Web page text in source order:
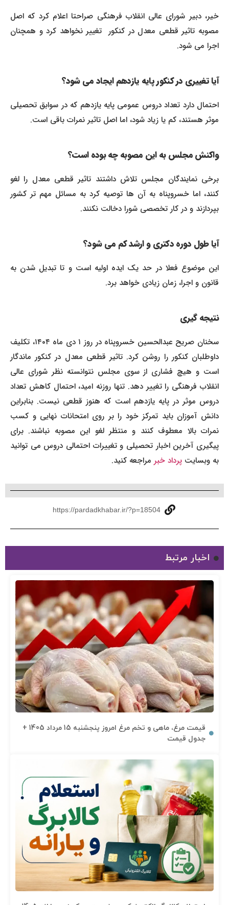
خیر، دبیر شورای عالی انقلاب فرهنگی صراحتا اعلام کرد که اصل
مصوبه تاثیر قطعی معدل در کنکور تغییر نخواهد کرد و همچنان
اجرا می شود.
آیا تغییری در کنکور پایه یازدهم ایجاد می شود؟
احتمال دارد تعداد دروس عمومی پایه یازدهم که در سوابق تحصیلی
موثر هستند، کم یا زیاد شود، اما اصل تاثیر نمرات باقی است.
واکنش مجلس به این مصوبه چه بوده است؟
برخی نمایندگان مجلس تلاش داشتند تاثیر قطعی معدل را لغو
کنند، اما خسروپناه به آن ها توصیه کرد به مسائل مهم تر کشور
بپردازند و در کار تخصصی شورا دخالت نکنند.
آیا طول دوره دکتری و ارشد کم می شود؟
این موضوع فعلا در حد یک ایده اولیه است و تا تبدیل شدن به
قانون و اجرا، زمان زیادی خواهد برد.
نتیجه گیری
سخنان صریح عبدالحسین خسروپناه در روز ۱ دی ماه ۱۴۰۴، تکلیف
داوطلبان کنکور را روشن کرد. تاثیر قطعی معدل در کنکور ماندگار
است و هیچ فشاری از سوی مجلس نتوانسته نظر شورای عالی
انقلاب فرهنگی را تغییر دهد. تنها روزنه امید، احتمال کاهش تعداد
دروس موثر در پایه یازدهم است که هنوز قطعی نیست. بنابراین
دانش آموزان باید تمرکز خود را بر روی امتحانات نهایی و کسب
نمرات بالا معطوف کنند و منتظر لغو این مصوبه نباشند. برای
پیگیری آخرین اخبار تحصیلی و تغییرات احتمالی دروس می توانید
به وبسایتپرداد خبرمراجعه کنید.
https://pardadkhabar.ir/?p=18504
اخبار مرتبط
قیمت مرغ، ماهی و تخم مرغ امروز پنجشنبه 15 مرداد 1405 +
جدول قیمت